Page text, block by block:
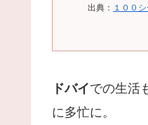
出典： １００
ドバイでの生活
に多忙に。